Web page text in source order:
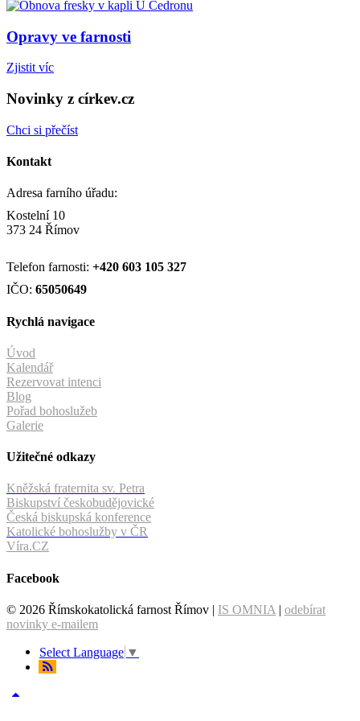
Opravy ve farnosti
Zjistit víc
Novinky z církev.cz
Chci si přečíst
Kontakt
Adresa farního úřadu:
Kostelní 10
373 24 Římov
Telefon farnosti: +420 603 105 327
IČO: 65050649
Rychlá navigace
Úvod
Kalendář
Rezervovat intenci
Blog
Pořad bohoslužeb
Galerie
Užitečné odkazy
Kněžská fraternita sv. Petra
Biskupství českobudějovické
Česká biskupská konference
Katolické bohoslužby v ČR
Víra.CZ
Facebook
© 2026 Římskokatolická farnost Římov | IS OMNIA | odebírat
novinky e-mailem
Select Language ▼